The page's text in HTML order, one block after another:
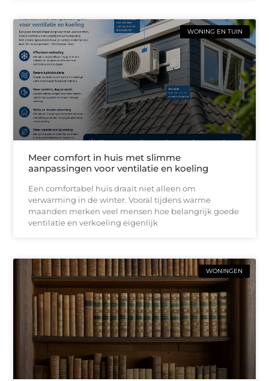
WONING EN TUIN
Meer comfort in huis met slimme
aanpassingen voor ventilatie en koeling
Een comfortabel huis draait niet alleen om
verwarming in de winter. Vooral tijdens warme
maanden merken veel mensen hoe belangrijk goede
ventilatie en verkoeling eigenlijk
WONINGEN